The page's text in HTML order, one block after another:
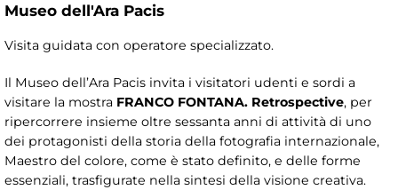
Museo dell'Ara Pacis
Visita guidata con operatore specializzato.
Il Museo dell’Ara Pacis invita i visitatori udenti e sordi a
visitare la mostra FRANCO FONTANA. Retrospective, per
ripercorrere insieme oltre sessanta anni di attività di uno
dei protagonisti della storia della fotografia internazionale,
Maestro del colore, come è stato definito, e delle forme
essenziali, trasfigurate nella sintesi della visione creativa.